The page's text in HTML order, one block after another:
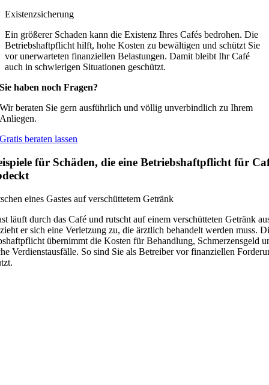
Existenzsicherung
Ein größerer Schaden kann die Existenz Ihres Cafés bedrohen. Die
Betriebshaftpflicht hilft, hohe Kosten zu bewältigen und schützt Sie
vor unerwarteten finanziellen Belastungen. Damit bleibt Ihr Café
auch in schwierigen Situationen geschützt.
Sie haben noch Fragen?
Wir beraten Sie gern ausführlich und völlig unverbindlich zu Ihrem
Anliegen.
Gratis beraten lassen
für Schäden, die eine Betriebshaftpflicht für
eines Gastes auf verschüttetem Getränk
läuft durch das Café und rutscht auf einem verschütteten Getränk
er sich eine Verletzung zu, die ärztlich behandelt werden muss.
übernimmt die Kosten für Behandlung, Schmerzensgeld
Verdienstausfälle. So sind Sie als Betreiber vor finanziellen